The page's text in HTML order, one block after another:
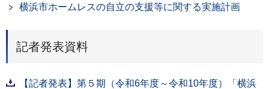
横浜市ホームレスの自立の支援等に関する実施計画
記者発表資料
【記者発表】第５期（令和6年度～令和10年度）「横浜